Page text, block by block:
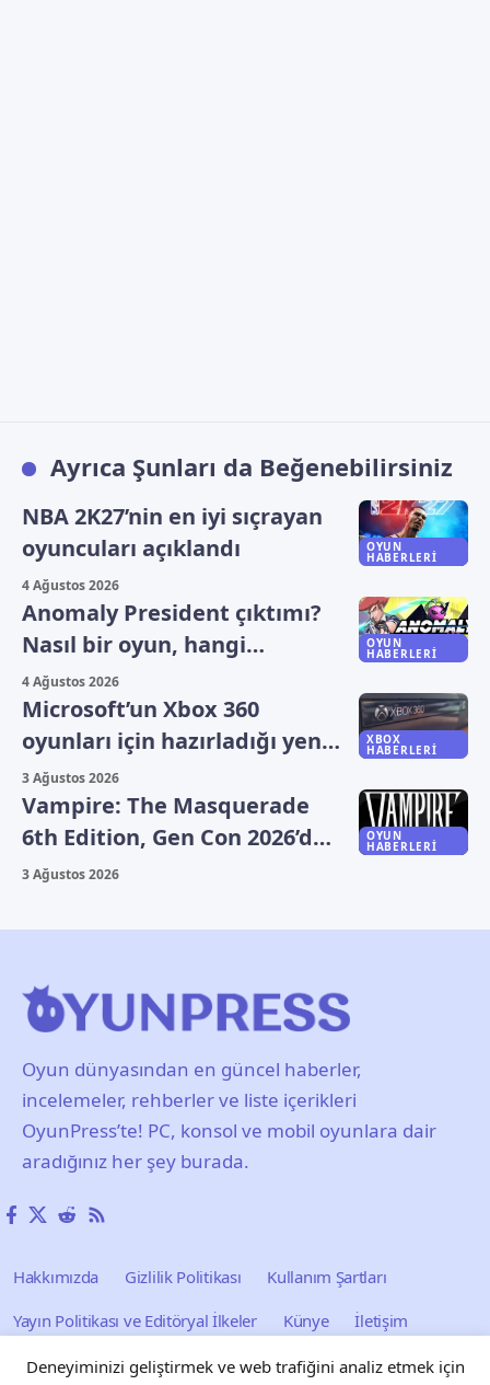
Deneyiminizi geliştirmek ve web trafiğini analiz etmek için
Ayrıca Şunları da Beğenebilirsiniz
OYUN
HABERLERI
NBA 2K27’nin en iyi sıçrayan
oyuncuları açıklandı
4 Ağustos 2026
OYUN
HABERLERI
Anomaly President çıktımı?
Nasıl bir oyun, hangi
platformlarda oynanıyor?
4 Ağustos 2026
XBOX
HABERLERI
Microsoft’un Xbox 360
oyunları için hazırladığı yeni
plan sızdı
3 Ağustos 2026
OYUN
HABERLERI
Vampire: The Masquerade
6th Edition, Gen Con 2026’da
duyuruldu
3 Ağustos 2026
Oyun dünyasından en güncel haberler,
incelemeler, rehberler ve liste içerikleri
OyunPress’te! PC, konsol ve mobil oyunlara dair
aradığınız her şey burada.
Hakkımızda Gizlilik Politikası
Kullanım Şartları
Yayın Politikası ve Editöryal İlkeler
Künye
İletişim
Reklam
Blog Forum Tarayıcı Oyunları